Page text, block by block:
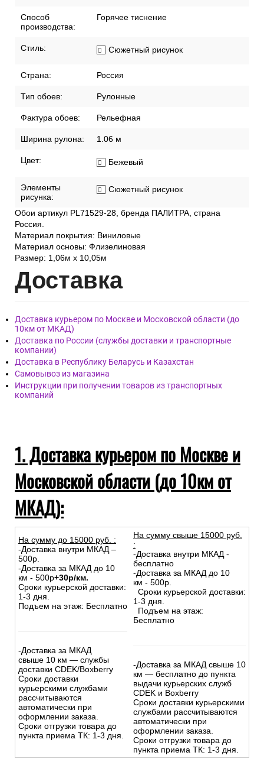
Способ
производства:
Горячее тиснение
Стиль: Сюжетный рисунок
Страна: Россия
Тип обоев: Рулонные
Фактура обоев: Рельефная
Ширина рулона: 1.06 м
Цвет: Бежевый
Элементы
рисунка:
Сюжетный рисунок
Обои артикул PL71529-28, бренда ПАЛИТРА, страна
Россия.
Материал покрытия: Виниловые
Материал основы: Флизелиновая
Размер: 1,06м х 10,05м
Доставка
Доставка курьером по Москве и Московской области (до
10км от МКАД)
Доставка по России (службы доставки и транспортные
компании)
Доставка в Республику Беларусь и Казахстан
Самовывоз из магазина
Инструкции при получении товаров из транспортных
компаний
1. Доставка курьером по Москве и
Московской области (до 10км от
МКАД):
На сумму до 15000 руб. :
-Доставка внутри МКАД –
500р.
-Доставка за МКАД до 10
км - 500р+30р/км.
Сроки курьерской доставки:
1-3 дня.
Подъем на этаж: Бесплатно
-Доставка за МКАД
свыше 10 км — службы
доставки CDEK/Boxberry
Сроки доставки
курьерскими службами
рассчитываются
автоматически при
оформлении заказа.
Сроки отгрузки товара до
пункта приема ТК: 1-3 дня.
На сумму свыше 15000 руб.
:
-Доставка внутри МКАД -
бесплатно
-Доставка за МКАД до 10
км - 500р.
Сроки курьерской доставки:
1-3 дня.
Подъем на этаж:
Бесплатно
-Доставка за МКАД свыше 10
км — бесплатно до пункта
выдачи курьерских служб
CDEK и Boxberry
Сроки доставки курьерскими
службами рассчитываются
автоматически при
оформлении заказа.
Сроки отгрузки товара до
пункта приема ТК: 1-3 дня.